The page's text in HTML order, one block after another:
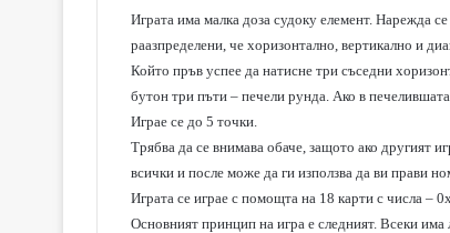
Играта има малка доза судоку елемент. Нарежда
раазпределени, че хоризонтално, вертикално и
Който пръв успее да натисне три съседни
бутон три пъти – печели рунда. Ако в
Играе се до 5 точки.
Трябва да се внимава обаче, защото ако другият
всички и после може да ги използва да ви прави
Играта се играе с помощта на 18 карти с числа –
Основният принцип на игра е следният. Всеки